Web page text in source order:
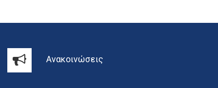
Ανακοινώσεις